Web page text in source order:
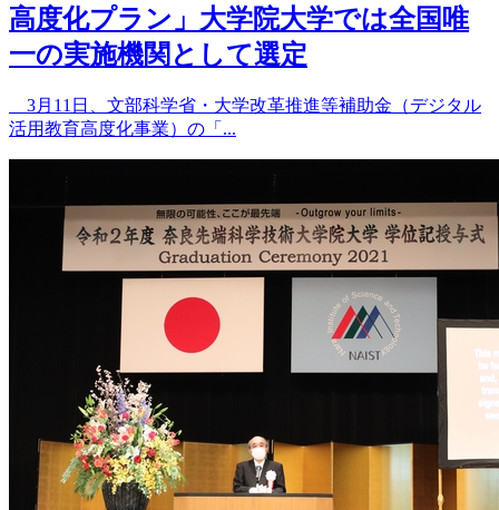
高度化プラン」大学院大学では全国唯
一の実施機関として選定
3月11日、文部科学省・大学改革推進等補助金（デジタル
活用教育高度化事業）の「...